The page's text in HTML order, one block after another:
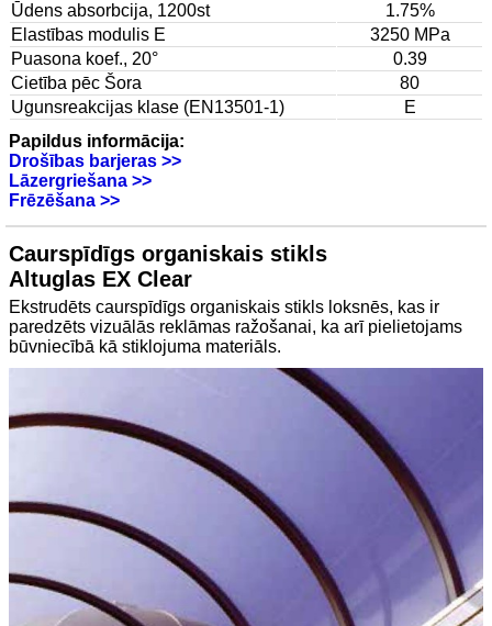
Ūdens absorbcija, 1200st
1.75%
Elastības modulis E
3250 MPa
Puasona koef., 20°
0.39
Cietība pēc Šora
80
Ugunsreakcijas klase (EN13501-1)
E
Papildus informācija:
Drošības barjeras >>
Lāzergriešana >>
Frēzēšana >>
Caurspīdīgs organiskais stikls
Altuglas EX Clear
Ekstrudēts caurspīdīgs organiskais stikls loksnēs, kas ir
paredzēts vizuālās reklāmas ražošanai, ka arī pielietojams
būvniecībā kā stiklojuma materiāls.